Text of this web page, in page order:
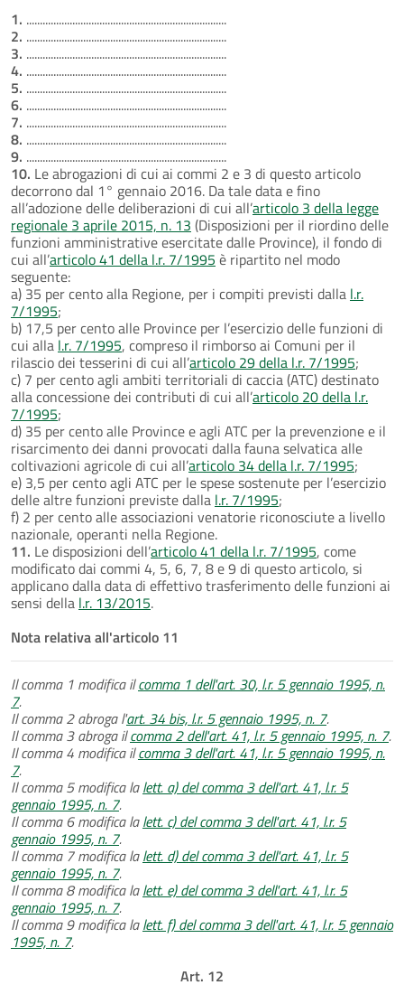
1. ..........................................................................
2. ..........................................................................
3. ..........................................................................
4. ..........................................................................
5. ..........................................................................
6. ..........................................................................
7. ..........................................................................
8. ..........................................................................
9. ..........................................................................
10. Le abrogazioni di cui ai commi 2 e 3 di questo articolo
decorrono dal 1° gennaio 2016. Da tale data e fino
all’adozione delle deliberazioni di cui all’articolo 3 della legge
regionale 3 aprile 2015, n. 13 (Disposizioni per il riordino delle
funzioni amministrative esercitate dalle Province), il fondo di
cui all’articolo 41 della l.r. 7/1995 è ripartito nel modo
seguente:
a) 35 per cento alla Regione, per i compiti previsti dalla l.r.
7/1995;
b) 17,5 per cento alle Province per l’esercizio delle funzioni di
cui alla l.r. 7/1995, compreso il rimborso ai Comuni per il
rilascio dei tesserini di cui all’articolo 29 della l.r. 7/1995;
c) 7 per cento agli ambiti territoriali di caccia (ATC) destinato
alla concessione dei contributi di cui all’articolo 20 della l.r.
7/1995;
d) 35 per cento alle Province e agli ATC per la prevenzione e il
risarcimento dei danni provocati dalla fauna selvatica alle
coltivazioni agricole di cui all’articolo 34 della l.r. 7/1995;
e) 3,5 per cento agli ATC per le spese sostenute per l’esercizio
delle altre funzioni previste dalla l.r. 7/1995;
f) 2 per cento alle associazioni venatorie riconosciute a livello
nazionale, operanti nella Regione.
11. Le disposizioni dell’articolo 41 della l.r. 7/1995, come
modificato dai commi 4, 5, 6, 7, 8 e 9 di questo articolo, si
applicano dalla data di effettivo trasferimento delle funzioni ai
sensi della l.r. 13/2015.
Nota relativa all'articolo 11
Il comma 1 modifica ilcomma 1 dell'art. 30, l.r. 5 gennaio 1995, n.
7.
Il comma 2 abroga l'art. 34 bis, l.r. 5 gennaio 1995, n. 7.
Il comma 3 abroga ilcomma 2 dell'art. 41, l.r. 5 gennaio 1995, n. 7.
Il comma 4 modifica ilcomma 3 dell'art. 41, l.r. 5 gennaio 1995, n.
7.
Il comma 5 modifica lalett. a) del comma 3 dell'art. 41, l.r. 5
gennaio 1995, n. 7.
Il comma 6 modifica lalett. c) del comma 3 dell'art. 41, l.r. 5
gennaio 1995, n. 7.
Il comma 7 modifica lalett. d) del comma 3 dell'art. 41, l.r. 5
gennaio 1995, n. 7.
Il comma 8 modifica lalett. e) del comma 3 dell'art. 41, l.r. 5
gennaio 1995, n. 7.
Il comma 9 modifica lalett. f) del comma 3 dell'art. 41, l.r. 5 gennaio
1995, n. 7.
Art. 12